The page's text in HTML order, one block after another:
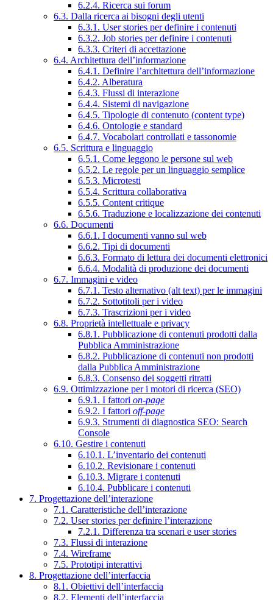
6.2.4. Ricerca sui forum
6.3. Dalla ricerca ai bisogni degli utenti
6.3.1. User stories per definire i contenuti
6.3.2. Job stories per definire i contenuti
6.3.3. Criteri di accettazione
6.4. Architettura dell’informazione
6.4.1. Definire l’architettura dell’informazione
6.4.2. Alberatura
6.4.3. Flussi di interazione
6.4.4. Sistemi di navigazione
6.4.5. Tipologie di contenuto (content type)
6.4.6. Ontologie e standard
6.4.7. Vocabolari controllati e tassonomie
6.5. Scrittura e linguaggio
6.5.1. Come leggono le persone sul web
6.5.2. Le regole per un linguaggio semplice
6.5.3. Microtesti
6.5.4. Scrittura collaborativa
6.5.5. Content critique
6.5.6. Traduzione e localizzazione dei contenuti
6.6. Documenti
6.6.1. I documenti vanno sul web
6.6.2. Tipi di documenti
6.6.3. Formato di lettura dei documenti elettronici
6.6.4. Modalità di produzione dei documenti
6.7. Immagini e video
6.7.1. Testo alternativo (alt text) per le immagini
6.7.2. Sottotitoli per i video
6.7.3. Trascrizioni per i video
6.8. Proprietà intellettuale e privacy
6.8.1. Pubblicazione di contenuti prodotti dalla
Pubblica Amministrazione
6.8.2. Pubblicazione di contenuti non prodotti
dalla Pubblica Amministrazione
6.8.3. Consenso dei soggetti ritratti
6.9. Ottimizzazione per i motori di ricerca (SEO)
6.9.1. I fattori on-page
6.9.2. I fattori off-page
6.9.3. Strumenti di diagnostica SEO: Search
Console
6.10. Gestire i contenuti
6.10.1. L’inventario dei contenuti
6.10.2. Revisionare i contenuti
6.10.3. Migrare i contenuti
6.10.4. Pubblicare i contenuti
7. Progettazione dell’interazione
7.1. Caratteristiche dell’interazione
7.2. User stories per definire l’interazione
7.2.1. Differenza tra scenari e user stories
7.3. Flussi di interazione
7.4. Wireframe
7.5. Prototipi interattivi
8. Progettazione dell’interfaccia
8.1. Obiettivi dell’interfaccia
8.2. Elementi dell’interfaccia